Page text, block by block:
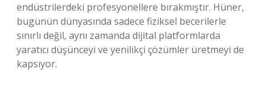
endüstrilerdeki profesyonellere bırakmıştır. Hüner,
bugünün dünyasında sadece fiziksel becerilerle
sınırlı değil, aynı zamanda dijital platformlarda
yaratıcı düşünceyi ve yenilikçi çözümler üretmeyi de
kapsıyor.